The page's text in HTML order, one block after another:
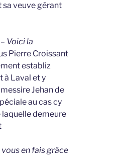
sa veuve gérant
Voici la
Pierre Croissant
establiz
à Laval et y
Jehan de
au cas cy
laquelle demeure
en fais grâce